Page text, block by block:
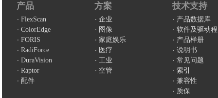
产品
FlexScan
ColorEdge
FORIS
RadiForce
DuraVision
Raptor
配件
方案
企业
图像
家庭娱乐
医疗
工业
空管
技术支持
产品数据库
软件及驱动
产品样册
说明书
常见问题
索引
兼容性
质保